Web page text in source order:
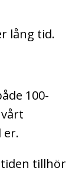
lång tid.
100-
er.
tillhör